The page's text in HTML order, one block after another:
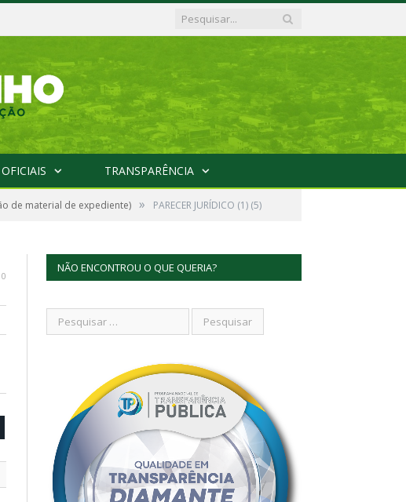
TRANSPARÊNCIA
de material de expediente) » PARECER JURÍDICO (1) (5)
0
NÃO ENCONTROU O QUE QUERIA?